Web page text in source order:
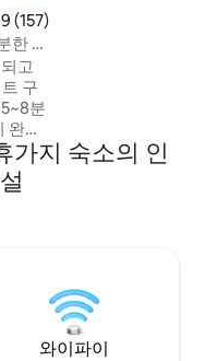
점(5점 만점), 후기 157
(157)
한 분
고
구
분
완비
에어
이나
것
객실
가지 숙소의 인
와이파이